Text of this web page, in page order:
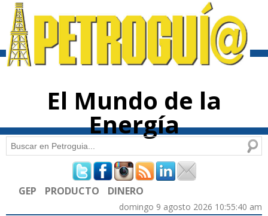
contenido
El Mundo de la
Energía
Formulario de búsqueda
Buscar
GEP PRODUCTO DINERO
domingo 9 agosto 2026 10:55:40 am